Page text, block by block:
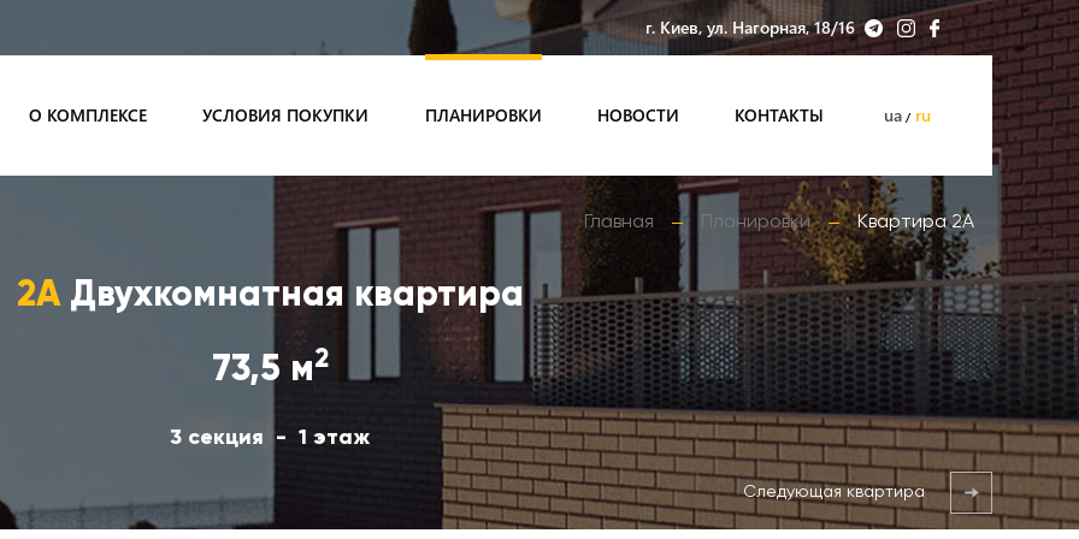
г. Киев, ул. Нагорная, 18/16
О КОМПЛЕКСЕ УСЛОВИЯ ПОКУПКИ ПЛАНИРОВКИ НОВОСТИ КОНТАКТЫ ua ru
Главная Планировки Квартира 2А
2АДвухкомнатная квартира
73,5 м2
3 секция 1 этаж
Следующая квартира